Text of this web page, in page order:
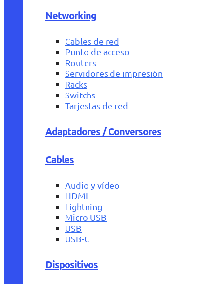
Networking
Cables de red
Punto de acceso
Routers
Servidores de impresión
Racks
Switchs
Tarjestas de red
Adaptadores / Conversores
Cables
Audio y vídeo
HDMI
Lightning
Micro USB
USB
USB-C
Dispositivos